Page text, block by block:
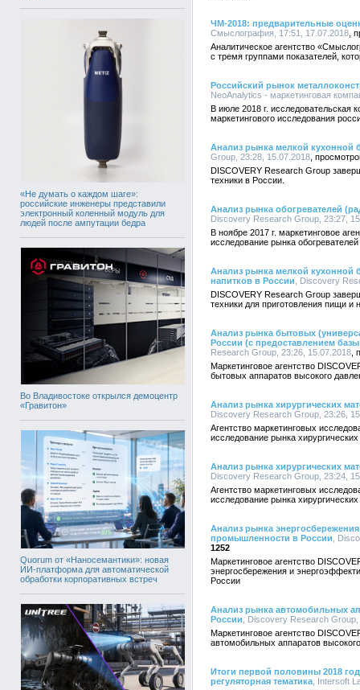
«Не думать о каждом шаге»:
российские инженеры представили
электронный коленный модуль для
людей после ампутации бедра
Во Владивостоке открылся демоцентр
«Гравитон»
Quorum от «Наносемантики»: новая
ИИ-платформа для автоматической
обработки корпоративных встреч
ЧМ-2018: предварительные
Смыслография, 17:51, 17.07.2018
Аналитическое агентство
с тремя группами показателей,
Российский рынок
NeoAnalytics - маркетинговая
В июле 2018 г. исследовательская
маркетингового исследования
Анализ рынка мелкой кухонной
Group, 23:28, 15.07.2018
DISCOVERY Research Group
техники в России.
Анализ рынка обогревателей
Discovery Research Group, 23:27,
В ноябре 2017 г. маркетинговое
исследование рынка
Анализ рынка мелкой кухонной
напитков в России , Discovery
DISCOVERY Research Group
техники для приготовления пищи и
Анализ рынка бытовых
России (с предоставлением
Research Group, 23:26, 15.07.2018
Маркетинговое агентство
бытовых аппаратов высокого
Анализ рынка хирургических
Discovery Research Group, 23:26,
Агентство маркетинговых
исследование рынка
Анализ рынка хирургических
Discovery Research Group, 23:24,
Агентство маркетинговых
исследование рынка
Анализ рынка
промышленности в России ,
1252
Маркетинговое агентство
энергосбережения и
России
Анализ рынка автомобильных
России , Discovery Research
Маркетинговое агентство
автомобильных аппаратов
Итоги первой половины 2018
регуляторная тематика , Intersoft